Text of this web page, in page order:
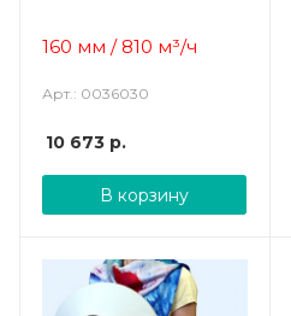
160 мм / 810 м³/ч
Арт.: 0036030
10 673 р.
В корзину